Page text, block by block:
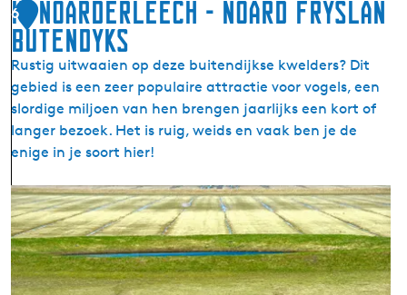
S
y
l
)
r
y
s
l
â
n
B
t
e
n
d
y
6
It Noarderleech - Noard Fryslan
Butendyks
Rustig uitwaaien op deze buitendijkse kwelders? Dit
gebied is een zeer populaire attractie voor vogels, een
slordige miljoen van hen brengen jaarlijks een kort of
langer bezoek. Het is ruig, weids en vaak ben je de
enige in je soort hier!
I
t
N
o
a